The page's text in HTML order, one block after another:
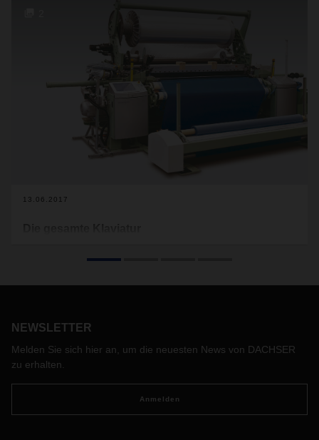
13.06.2017
NEWSLETTER
Melden Sie sich hier an, um die neuesten News von DACHSER
zu erhalten.
Anmelden